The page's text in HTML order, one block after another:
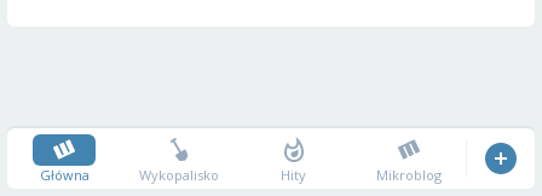
Główna Wykopalisko Hity Mikroblog